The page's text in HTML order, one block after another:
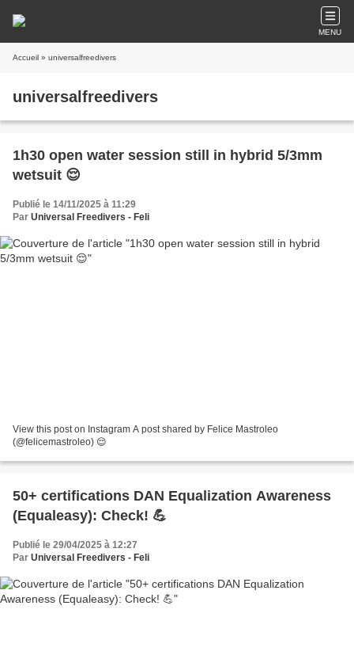
MENU
Accueil » universalfreedivers
universalfreedivers
1h30 open water session still in hybrid 5/3mm
wetsuit 😌
Publié le 14/11/2025 à 11:29
Par Universal Freedivers - Feli
View this post on Instagram A post shared by Felice Mastroleo
(@felicemastroleo) 😌
50+ certifications DAN Equalization Awareness
(Equaleasy): Check! 💪
Publié le 29/04/2025 à 12:27
Par Universal Freedivers - Feli